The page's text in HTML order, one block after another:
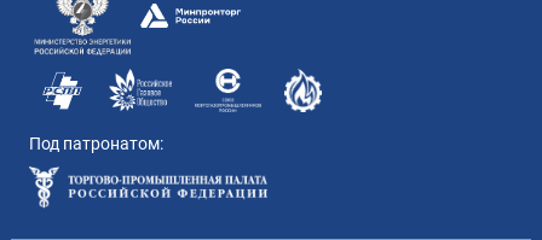
Под патронатом: